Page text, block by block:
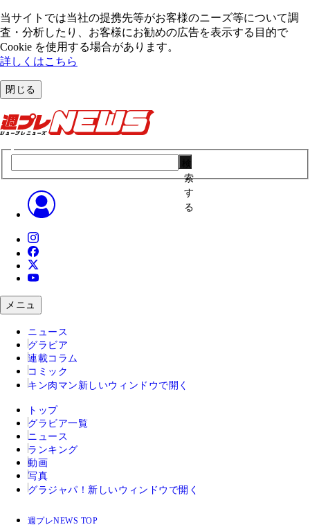
当サイトでは当社の提携先等がお客様のニーズ等について調
査・分析したり、お客様にお勧めの広告を表⽰する⽬的で
Cookie を使⽤する場合があります。
詳しくはこちら
閉じる
索
す
る
メニュ
ニュース
グラビア
連載コラム
コミック
キン肉マン 新しいウィンドウで開く
トップ
グラビア一覧
ニュース
ランキング
動画
写真
グラジャパ！ 新しいウィンドウで開く
週プレNEWS TOP